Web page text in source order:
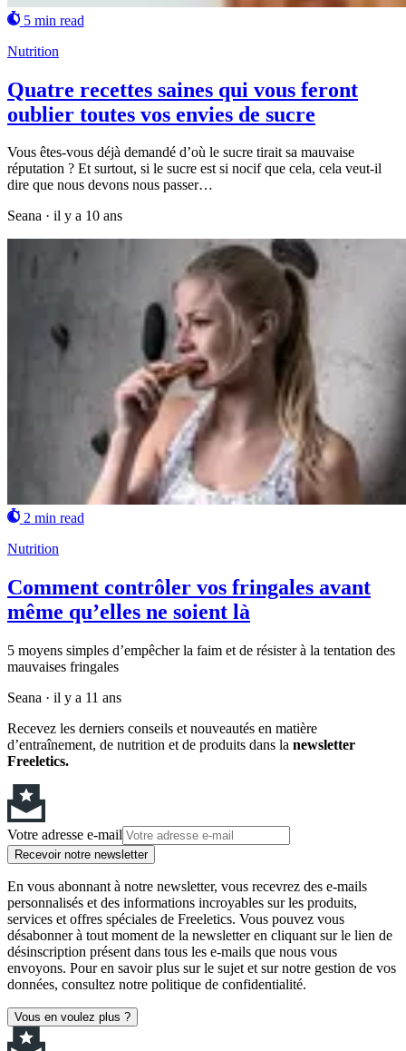
5 min read
Nutrition
Quatre recettes saines qui vous feront
oublier toutes vos envies de sucre
Vous êtes-vous déjà demandé d’où le sucre tirait sa mauvaise
réputation ? Et surtout, si le sucre est si nocif que cela, cela veut-il
dire que nous devons nous passer…
Seana · il y a 10 ans
2 min read
Nutrition
Comment contrôler vos fringales avant
même qu’elles ne soient là
5 moyens simples d’empêcher la faim et de résister à la tentation des
mauvaises fringales
Seana · il y a 11 ans
Recevez les derniers conseils et nouveautés en matière
d’entraînement, de nutrition et de produits dans la newsletter
Freeletics.
Votre adresse e-mail
Recevoir notre newsletter
En vous abonnant à notre newsletter, vous recevrez des e-mails
personnalisés et des informations incroyables sur les produits,
services et offres spéciales de Freeletics. Vous pouvez vous
désabonner à tout moment de la newsletter en cliquant sur le lien de
désinscription présent dans tous les e-mails que nous vous
envoyons. Pour en savoir plus sur le sujet et sur notre gestion de vos
données, consultez notre politique de confidentialité.
Vous en voulez plus ?